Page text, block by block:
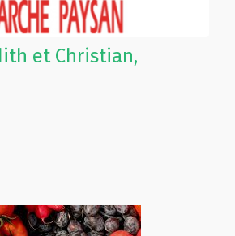
et Christian,